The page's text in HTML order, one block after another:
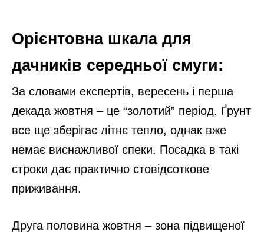
Орієнтовна шкала для
дачників середньої смуги:
За словами експертів, вересень і перша
декада жовтня – це “золотий” період. Ґрунт
все ще зберігає літнє тепло, однак вже
немає виснажливої спеки. Посадка в такі
строки дає практично стовідсоткове
приживання.
Друга половина жовтня – зона підвищеної